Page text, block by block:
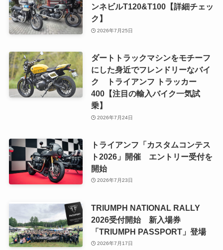
ンネビルT120&T100【詳細チェッ
ク】
2026年7月25日
ダートトラックマシンをモチーフ
にした身近でフレンドリーなバイ
ク トライアンフ トラッカー
400【注目の輸入バイク一気試
乗】
2026年7月24日
トライアンフ「カスタムコンテス
ト2026」開催 エントリー受付を
開始
2026年7月23日
TRIUMPH NATIONAL RALLY
2026受付開始 新入場券
「TRIUMPH PASSPORT」登場
2026年7月17日